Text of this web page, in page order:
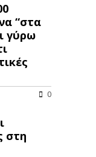
“στα
γύρω
0
στη